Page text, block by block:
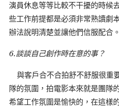
演員休息等等比較不干擾的時候
些工作前提都是必須非常熟讀劇
辦法說明清楚並讓他們信服配合。
6.談談自己創作時在意的事？
與客戶合不合拍舒不舒服很重
隊的氛圍，拍電影本來就是團隊
希望工作氛圍是愉快的，在這樣